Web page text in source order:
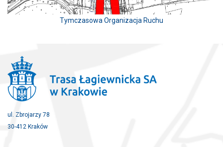
Tymczasowa Organizacja Ruchu
ul. Zbrojarzy 78
30-412 Kraków